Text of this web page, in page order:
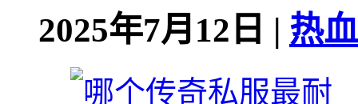
2025年7月12日 | 热